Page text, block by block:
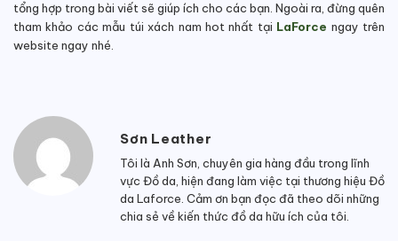
tổng hợp trong bài viết sẽ giúp ích cho các bạn. Ngoài ra, đừng quên
tham khảo các mẫu túi xách nam hot nhất tại LaForce ngay trên
website ngay nhé.
Sơn Leather
Tôi là Anh Sơn, chuyên gia hàng đầu trong lĩnh
vực Đồ da, hiện đang làm việc tại thương hiệu Đồ
da Laforce. Cảm ơn bạn đọc đã theo dõi những
chia sẻ về kiến thức đồ da hữu ích của tôi.